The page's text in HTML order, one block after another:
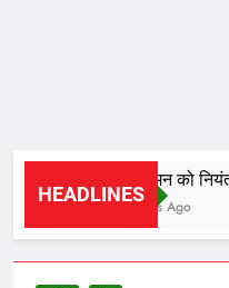
HEADLINES
चंचल मन को
8 Hours Ago